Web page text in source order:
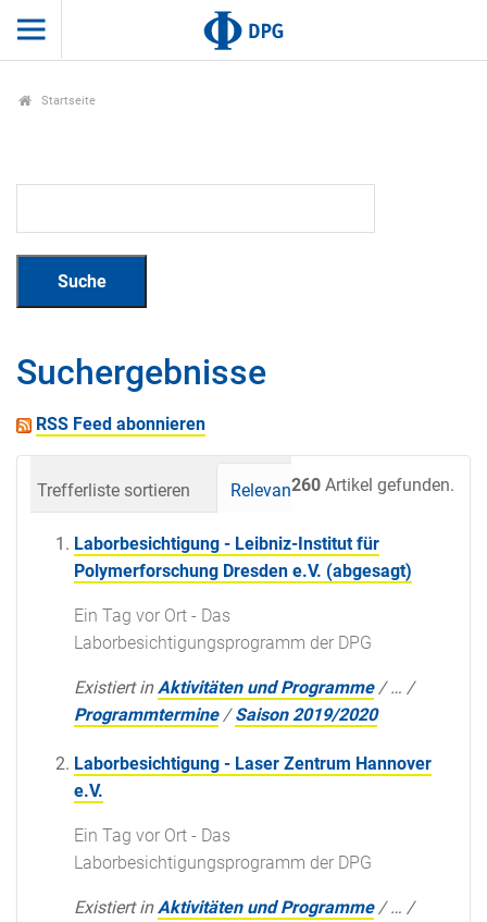
Startseite
Suchergebnisse
RSS Feed abonnieren
260 Artikel gefunden.
Trefferliste sortieren Relevanz Datum
Laborbesichtigung - Leibniz-Institut für
Polymerforschung Dresden e.V. (abgesagt)
Ein Tag vor Ort - Das
Laborbesichtigungsprogramm der DPG
Existiert in Aktivitäten und Programme /… /
Programmtermine /Saison 2019/2020
Laborbesichtigung - Laser Zentrum Hannover
e.V.
Ein Tag vor Ort - Das
Laborbesichtigungsprogramm der DPG
Existiert in Aktivitäten und Programme /… /